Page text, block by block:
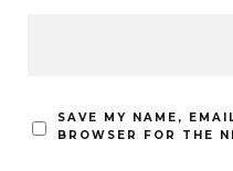
SAVE MY NAME,
BROWSER FOR THE